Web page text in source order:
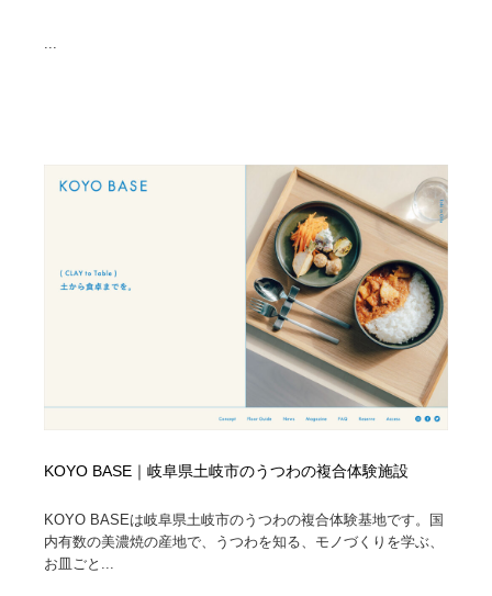
KOYO BASE｜岐阜県土岐市のうつわの複合体験施設
KOYO BASEは岐阜県土岐市のうつわの複合体験基地です。国
内有数の美濃焼の産地で、うつわを知る、モノづくりを学ぶ、
お皿ごと...